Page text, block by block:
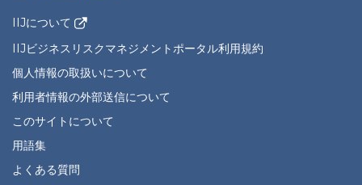
IIJについて
IIJビジネスリスクマネジメントポータル利用規約
個人情報の取扱いについて
利用者情報の外部送信について
このサイトについて
用語集
よくある質問